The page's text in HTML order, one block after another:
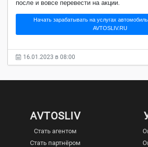
после и вовсе перевести на акции.
Начать зарабатывать на услугах
AVTOSLIV.RU
16.01.2023 в 08:00
AVTOSLIV
Стать агентом
Стать партнёром